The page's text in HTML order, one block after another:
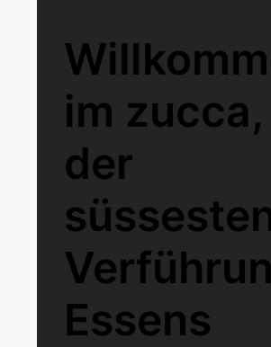
im zucca,
der
Essens